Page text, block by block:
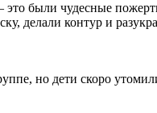
это были чудесные
делали контур и
но дети скоро